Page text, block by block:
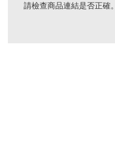
請檢查商品連結是否正確。